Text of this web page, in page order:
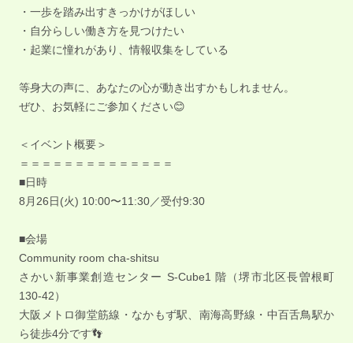
・一歩を踏み出すきっかけがほしい
・自分らしい働き方を見つけたい
・起業に憧れがあり、情報収集をしている
等身大の声に、あなたの心が動き出すかもしれません。
ぜひ、お気軽にご参加ください😊
＜イベント概要＞
＝＝＝＝＝＝＝＝＝＝＝＝＝＝
■日時
8月26日(火) 10:00〜11:30／受付9:30
■会場
Community room cha-shitsu
さかい新事業創造センター S-Cube1 階（堺市北区長曽根町
130-42）
大阪メトロ御堂筋線・なかもず駅、南海高野線・中百舌鳥駅か
ら徒歩4分です👣